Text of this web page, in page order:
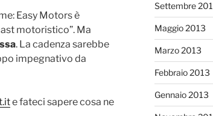
Easy Motors è
motoristico”. Ma
. La cadenza sarebbe
impegnativo da
e fateci sapere cosa ne
Settembre
Maggio 2013
Marzo 2013
Febbraio 2013
Gennaio 2013